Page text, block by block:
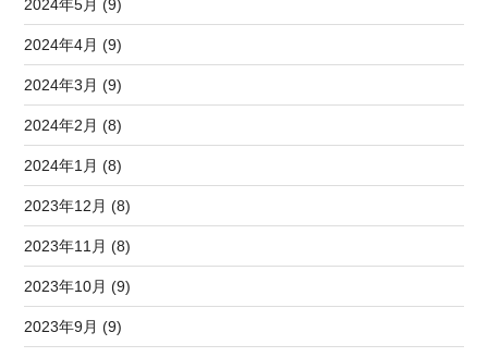
2024年5月 (9)
2024年4月 (9)
2024年3月 (9)
2024年2月 (8)
2024年1月 (8)
2023年12月 (8)
2023年11月 (8)
2023年10月 (9)
2023年9月 (9)